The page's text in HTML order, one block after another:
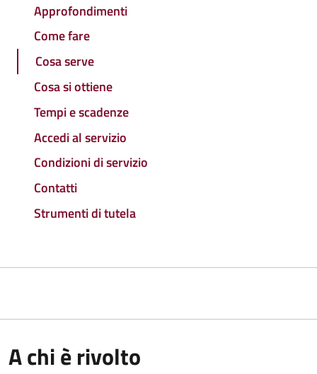
Approfondimenti
Come fare
Cosa serve
Cosa si ottiene
Tempi e scadenze
Accedi al servizio
Condizioni di servizio
Contatti
Strumenti di tutela
A chi è rivolto